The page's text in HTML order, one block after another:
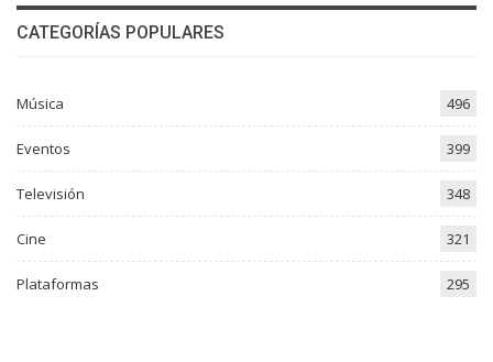
CATEGORÍAS POPULARES
Música 496
Eventos 399
Televisión 348
Cine 321
Plataformas 295